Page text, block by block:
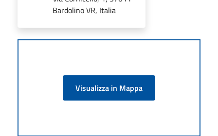
Bardolino VR, Italia
Visualizza in Mappa